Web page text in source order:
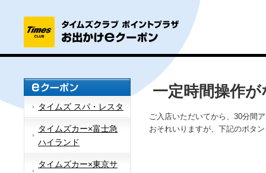
タイムズ スパ・レスタ
タイムズカー×富士急
ハイランド
タイムズカー×東京サ
一定時間操作
ご入店いただいてから、30分間
おそれいりますが、下記のボタ